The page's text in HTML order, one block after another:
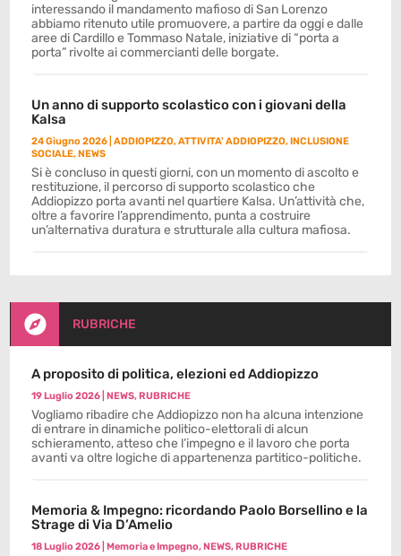
interessando il mandamento mafioso di San Lorenzo
abbiamo ritenuto utile promuovere, a partire da oggi e dalle
aree di Cardillo e Tommaso Natale, iniziative di “porta a
porta” rivolte ai commercianti delle borgate.
Un anno di supporto scolastico con i giovani della
Kalsa
24 Giugno 2026 |ADDIOPIZZO,ATTIVITA' ADDIOPIZZO,INCLUSIONE
SOCIALE,NEWS
Si è concluso in questi giorni, con un momento di ascolto e
restituzione, il percorso di supporto scolastico che
Addiopizzo porta avanti nel quartiere Kalsa. Un’attività che,
oltre a favorire l’apprendimento, punta a costruire
un’alternativa duratura e strutturale alla cultura mafiosa.
 RUBRICHE
A proposito di politica, elezioni ed Addiopizzo
19 Luglio 2026 |NEWS,RUBRICHE
Vogliamo ribadire che Addiopizzo non ha alcuna intenzione
di entrare in dinamiche politico-elettorali di alcun
schieramento, atteso che l’impegno e il lavoro che porta
avanti va oltre logiche di appartenenza partitico-politiche.
Memoria & Impegno: ricordando Paolo Borsellino e la
Strage di Via D’Amelio
18 Luglio 2026 |Memoria e Impegno,NEWS,RUBRICHE